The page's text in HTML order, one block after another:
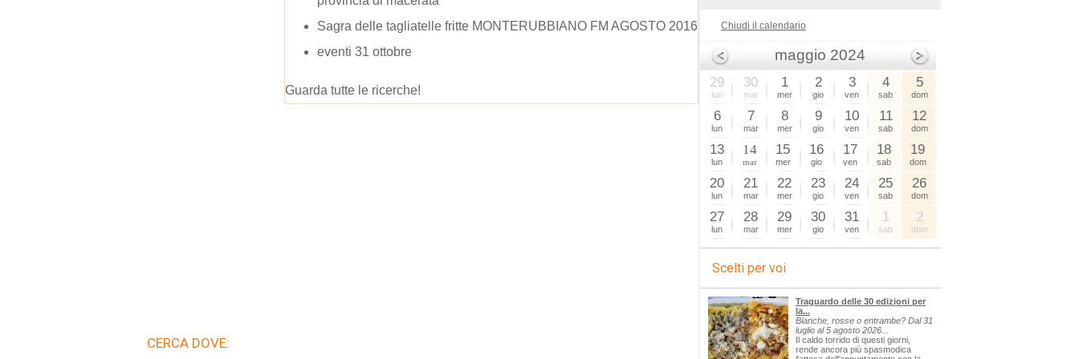
Sagra delle tagliatelle fritte MONTERUBBIANO FM AGOSTO 2016
eventi 31 ottobre
Guarda tutte le ricerche!
CERCA DOVE:
Chiudi il calendario
maggio 2024
29
lun
30
mar
1
mer
2
gio
3
ven
4
sab
5
dom
6
lun
7
mar
8
mer
9
gio
10
ven
11
sab
12
dom
13
lun
14
mar
15
mer
16
gio
17
ven
18
sab
19
dom
20
lun
21
mar
22
mer
23
gio
24
ven
25
sab
26
dom
27
lun
28
mar
29
mer
30
gio
31
ven
1
sab
2
dom
Scelti per voi
Traguardo delle 30 edizioni per
la...
Bianche, rosse o entrambe? Dal 31
luglio al 5 agosto 2026...
Il caldo torrido di questi giorni,
rende ancora più spasmodica